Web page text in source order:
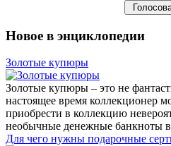
Новое в энциклопедии
Золотые купюры
Золотые купюры – это не
настоящее время коллекционер
приобрести в коллекцию
необычные денежные банкноты в
​Для чего нужны подарочные